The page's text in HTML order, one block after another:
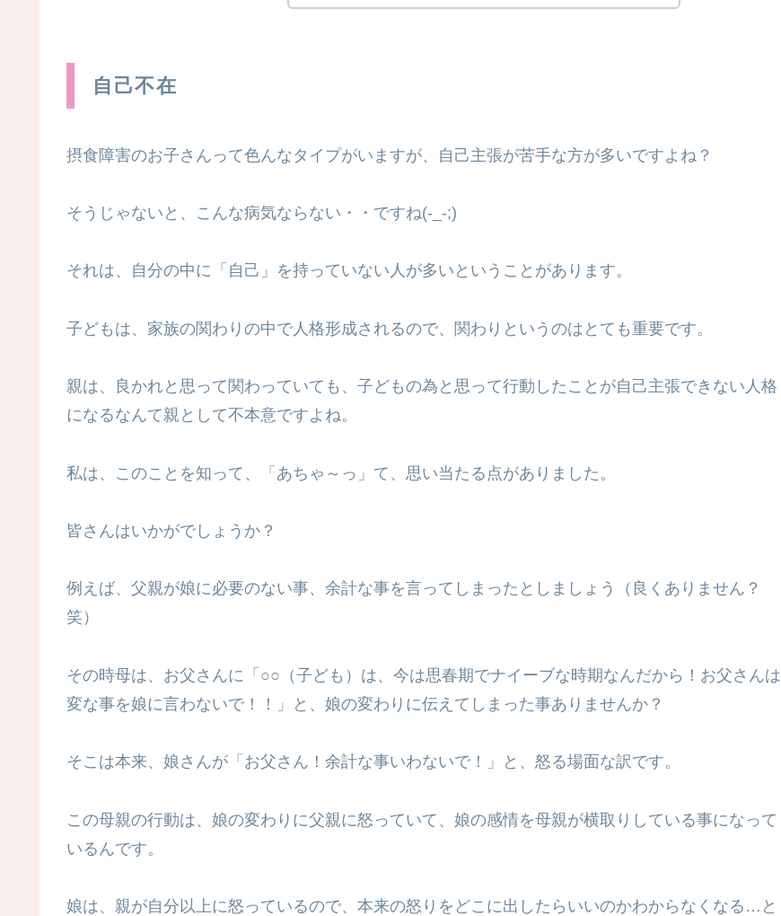
自己不在
摂食障害のお子さんって色んなタイプがいますが、自己主張が苦手な方が多いですよね？
そうじゃないと、こんな病気ならない・・ですね(-_-;)
それは、自分の中に「自己」を持っていない人が多いということがあります。
子どもは、家族の関わりの中で人格形成されるので、関わりというのはとても重要です。
親は、良かれと思って関わっていても、子どもの為と思って行動したことが自己主張できない人格
になるなんて親として不本意ですよね。
私は、このことを知って、「あちゃ～っ」て、思い当たる点がありました。
皆さんはいかがでしょうか？
例えば、父親が娘に必要のない事、余計な事を言ってしまったとしましょう（良くありません？
笑）
その時母は、お父さんに「○○（子ども）は、今は思春期でナイーブな時期なんだから！お父さんは
変な事を娘に言わないで！！」と、娘の変わりに伝えてしまった事ありませんか？
そこは本来、娘さんが「お父さん！余計な事いわないで！」と、怒る場面な訳です。
この母親の行動は、娘の変わりに父親に怒っていて、娘の感情を母親が横取りしている事になって
いるんです。
娘は、親が自分以上に怒っているので、本来の怒りをどこに出したらいいのかわからなくなる…と